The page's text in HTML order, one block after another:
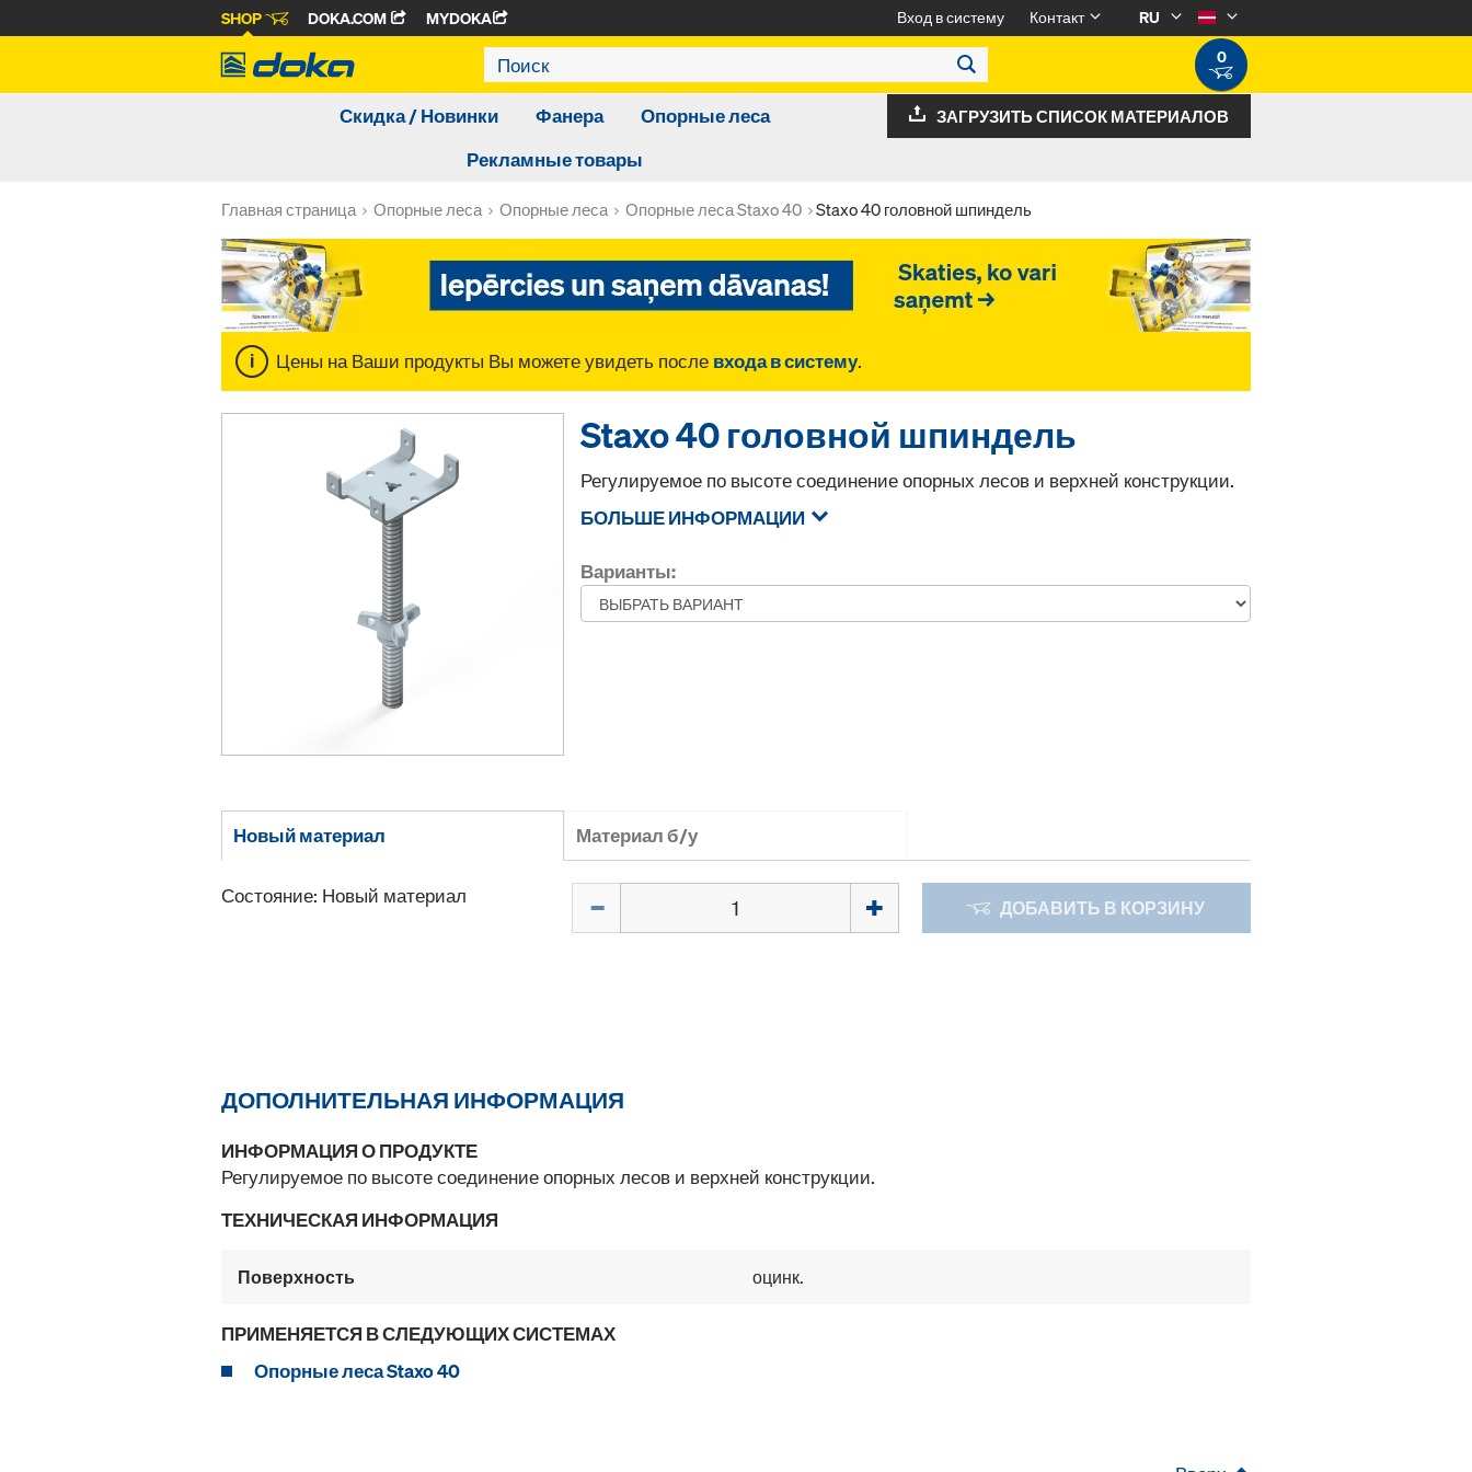
SHOP DOKA.COM MYDOKA Вход в систему Контакт
RU
0
Скидка / Новинки Фанера
Опорные леса
Рекламные товары
ЗАГРУЗИТЬ СПИСОК МАТЕРИАЛОВ
Главная страница Опорные леса Опорные леса Опорные леса Staxo 40 Staxo 40 головной шпиндель
Цены на Ваши продукты Вы можете увидеть после входа в систему.
Staxo 40 головной шпиндель
Регулируемое по высоте соединение опорных лесов и верхней конструкции.
БОЛЬШЕ ИНФОРМАЦИИ
Варианты:
Новый материал Материал б/у
Состояние: Новый материал ДОБАВИТЬ В КОРЗИНУ
ДОПОЛНИТЕЛЬНАЯ ИНФОРМАЦИЯ
ИНФОРМАЦИЯ О ПРОДУКТЕ
Регулируемое по высоте соединение опорных лесов и верхней конструкции.
ТЕХНИЧЕСКАЯ ИНФОРМАЦИЯ
Поверхность оцинк.
ПРИМЕНЯЕТСЯ В СЛЕДУЮЩИХ СИСТЕМАХ
Опорные леса Staxo 40